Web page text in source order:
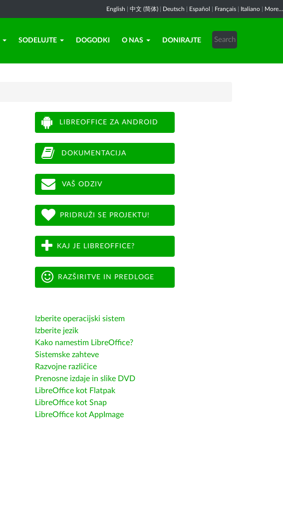
English 中文 (简体) Deutsch Español Français Italiano More...
SODELUJTE DOGODKI O NAS DONIRAJTE
LIBREOFFICE ZA ANDROID
DOKUMENTACIJA
VAŠ ODZIV
PRIDRUŽI SE PROJEKTU!
KAJ JE LIBREOFFICE?
RAZŠIRITVE IN PREDLOGE
Izberite operacijski sistem
Izberite jezik
Kako namestim LibreOffice?
Sistemske zahteve
Razvojne različice
Prenosne izdaje in slike DVD
LibreOffice kot Flatpak
LibreOffice kot Snap
LibreOffice kot AppImage